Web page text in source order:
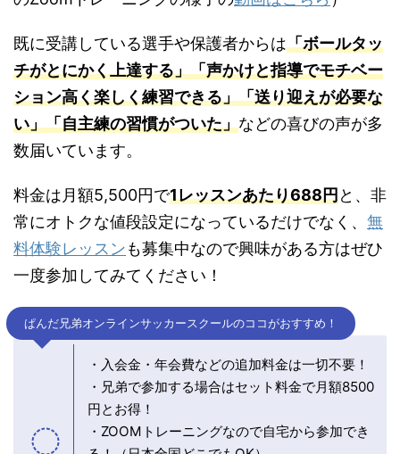
既に受講している選手や保護者からは「ボールタッ
チがとにかく上達する」「声かけと指導でモチベー
ション高く楽しく練習できる」「送り迎えが必要な
い」「自主練の習慣がついた」などの喜びの声が多
数届いています。
料金は月額5,500円で1レッスンあたり688円と、非
常にオトクな値段設定になっているだけでなく、 無
料体験レッスンも募集中なので興味がある方はぜひ
一度参加してみてください！
ぱんだ兄弟オンラインサッカースクールのココがおすすめ！
・入会金・年会費などの追加料金は一切不要！
・兄弟で参加する場合はセット料金で月額8500
円とお得！
・ZOOMトレーニングなので自宅から参加でき